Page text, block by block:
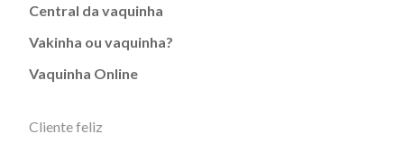
Central da vaquinha
Vakinha ou vaquinha?
Vaquinha Online
Cliente feliz